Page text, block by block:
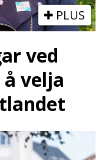
PLUS
ved
velja